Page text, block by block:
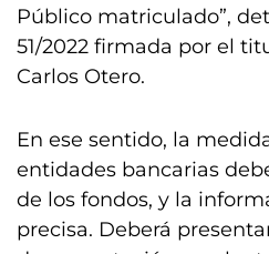
Público matriculado”,
51/2022 firmada por el
Carlos Otero.
En ese sentido, la
entidades bancarias
de los fondos, y la
precisa. Deberá